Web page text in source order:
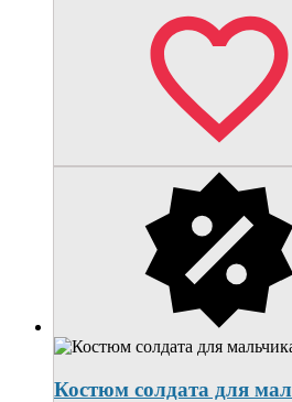
Костюм солдата для